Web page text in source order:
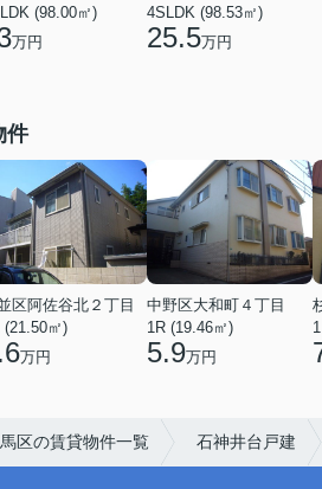
(98.00㎡)
万円
4SLDK (98.53㎡)
25.5万円
件
区阿佐谷北２丁目
(21.50㎡)
万円
中野区大和町４丁目
1R (19.46㎡)
5.9万円
区の賃貸物件一覧 石神井台戸建